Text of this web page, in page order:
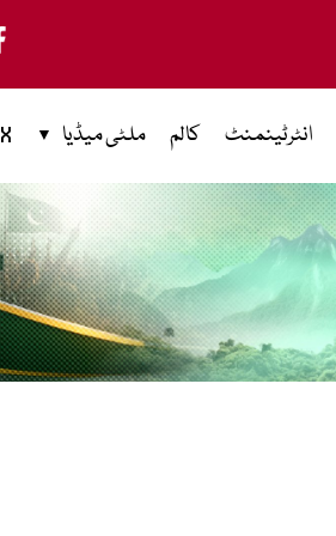
انٹرٹینمنٹ کالم ملٹی میڈیا X چینلز